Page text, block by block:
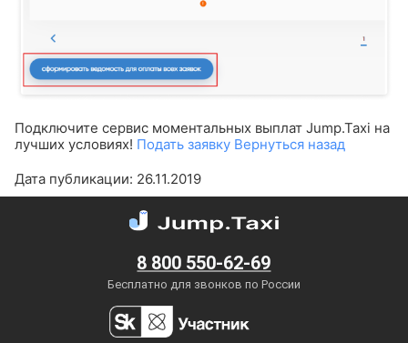
Подключите сервиc моментальных выплат Jump.Taxi на
лучших условиях! Подать заявку Вернуться назад
Дата публикации: 26.11.2019
8 800 550-62-69
Бесплатно для звонков по России